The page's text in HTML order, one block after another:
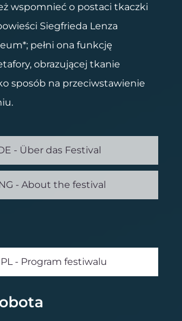
wspomnieć o postaci tkaczki
Siegfrieda Lenza
pełni ona funkcję
obrazującej tkanie
sposób na przeciwstawienie
- Über das Festival
- About the festival
PL - Program festiwalu